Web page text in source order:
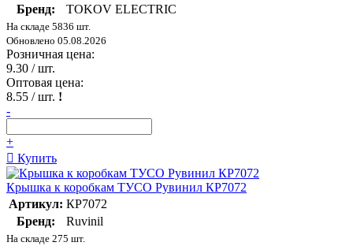
Бренд:
TOKOV ELECTRIC
На складе 5836 шт.
Обновлено 05.08.2026
Розничная цена:
9.30 / шт.
Оптовая цена:
8.55 / шт. !
-
+
Купить
Крышка к коробкам ТУСО Рувинил КР7072
Артикул: КР7072
Бренд:
Ruvinil
На складе 275 шт.